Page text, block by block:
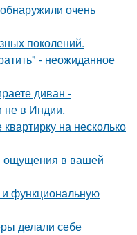
очень
поколений.
- неожиданное
диван -
не в Индии.
на несколько
ощущения в вашей
функциональную
делали себе